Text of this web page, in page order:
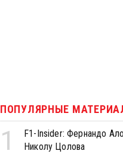
ПОПУЛЯРНЫЕ
1
F1-Insider: Фернандо
Николу Цолова